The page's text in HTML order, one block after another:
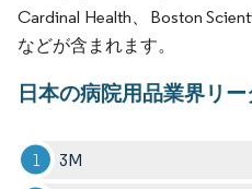
Cardinal Health、Boston
などが含まれます。
日本の病院用品業界リー
3M